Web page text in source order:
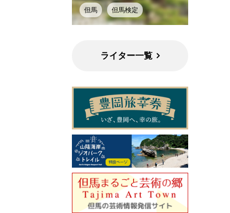
但馬 但馬検定
ライター一覧